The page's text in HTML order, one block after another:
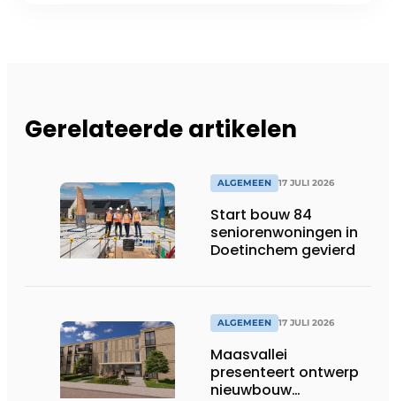
Gerelateerde artikelen
ALGEMEEN 17 JULI 2026
Start bouw 84
seniorenwoningen in
Doetinchem gevierd
ALGEMEEN 17 JULI 2026
Maasvallei
presenteert ontwerp
nieuwbouw